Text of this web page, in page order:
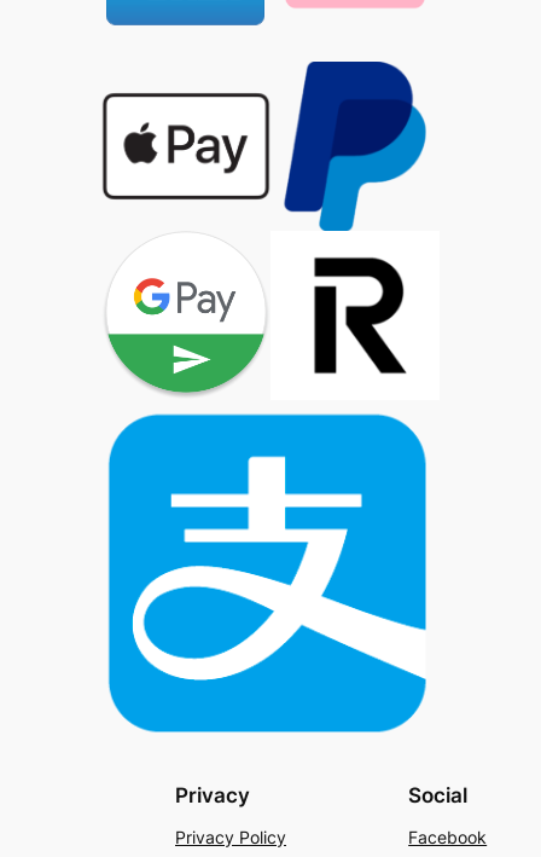
Privacy
Privacy Policy
Social
Facebook